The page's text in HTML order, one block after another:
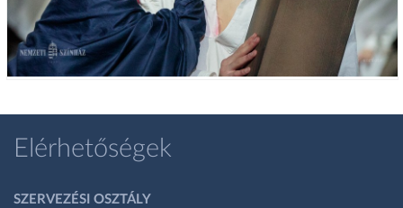
Elérhetőségek
SZERVEZÉSI OSZTÁLY